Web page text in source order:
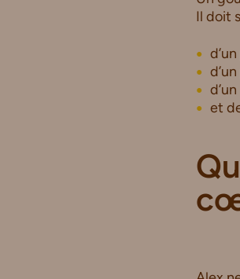
Il doit
d’un
d’un
d’un
et